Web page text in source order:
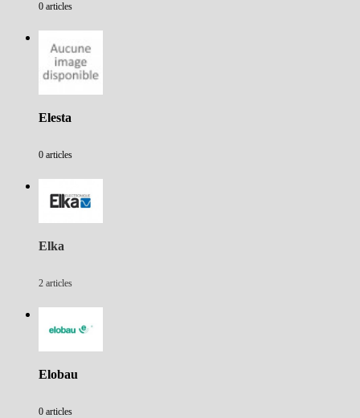
0 articles
Elesta
0 articles
Elka
2 articles
Elobau
0 articles